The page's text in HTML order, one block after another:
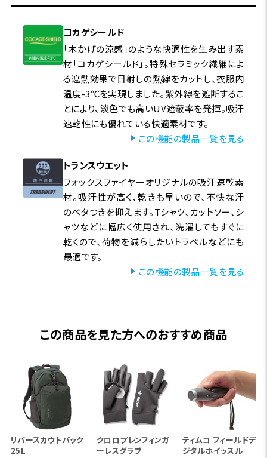
コカゲシールド
「木かげの涼感」のような快適性を生み出す素
材「コカゲシールド」。特殊セラミック繊維によ
る遮熱効果で日射しの熱線をカットし、衣服内
温度-3℃を実現しました。紫外線を遮断するこ
とにより、淡色でも高いUV遮蔽率を発揮。吸汗
速乾性にも優れている快適素材です。
この機能の製品一覧を見る
トランスウエット
フォックスファイヤーオリジナルの吸汗速乾素
材。吸汗性が高く、乾きも早いので、不快な汗
のベタつきを抑えます。Tシャツ、カットソー、シ
ャツなどに幅広く使用され、洗濯してもすぐに
乾くので、荷物を減らしたいトラベルなどにも
最適です。
この機能の製品一覧を見る
この商品を見た方へのおすすめ商品
リバースカウトパック
25L
クロロプレンフィンガ
ーレスグラブ
ティムコ フィールドデ
ジタルホイッスル